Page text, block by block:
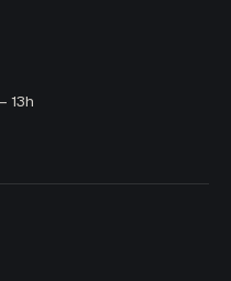
13h